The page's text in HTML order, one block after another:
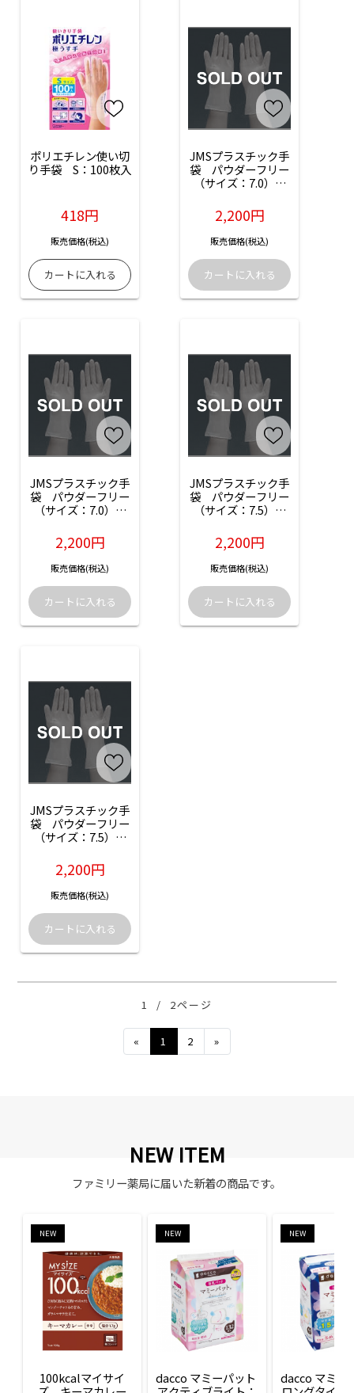
ポリエチレン使い切
り手袋　S：100枚入
418円
販売価格(税込)
JMSプラスチック手
袋　パウダーフリー
（サイズ：7.0）：
番：JG-PF70RX）
2,200円
販売価格(税込)
JMSプラスチック手
袋　パウダーフリー
（サイズ：7.0）：
番：JG-PF70LX）
2,200円
販売価格(税込)
JMSプラスチック手
袋　パウダーフリー
（サイズ：7.5）：
番：JG-PF75RX）
2,200円
販売価格(税込)
JMSプラスチック手
袋　パウダーフリー
（サイズ：7.5）：
番：JG-PF75LX）
2,200円
販売価格(税込)
1 / 2ページ
« Previous
1 2 »
NEW ITEM
ファミリー薬局に届いた新着の商品です。
NEW
100kcalマイサイ
NEW
dacco マミーパット
NEW
dacco マミー